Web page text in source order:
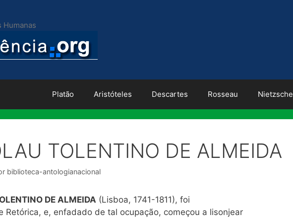
Humanas
Platão Aristóteles Descartes Rosseau Nietzsche
TOLENTINO DE ALMEIDA
biblioteca-antologianacional
DE ALMEIDA (Lisboa, 1741-1811), foi
Retórica, e, enfadado de tal ocupação, começou a lisonjear